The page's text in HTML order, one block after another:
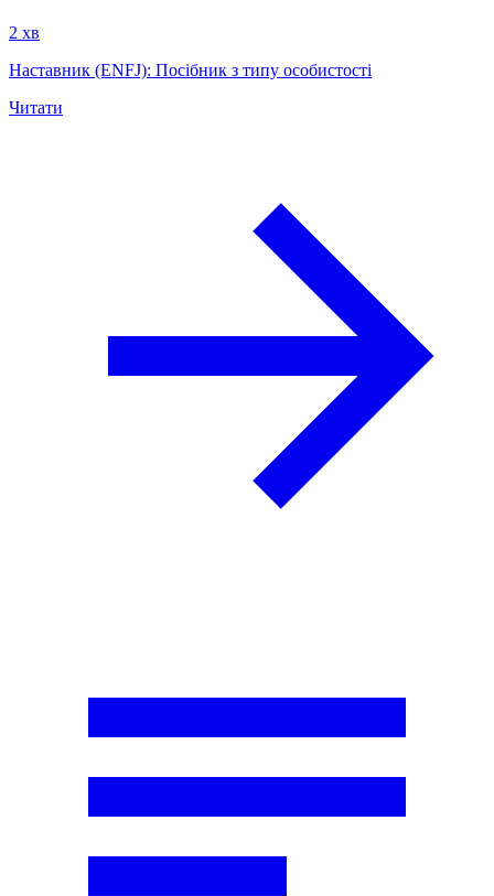
2 хв
Наставник (ENFJ): Посібник з типу особистості
Читати